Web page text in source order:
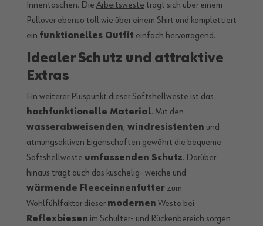
Innentaschen. Die Arbeitsweste trägt sich über einem
Pullover ebenso toll wie über einem Shirt und komplettiert
ein funktionelles Outfit einfach hervorragend.
Idealer Schutz und attraktive
Extras
Ein weiterer Pluspunkt dieser Softshellweste ist das
hochfunktionelle Material. Mit den
wasserabweisenden, windresistenten und
atmungsaktiven Eigenschaften gewährt die bequeme
Softshellweste umfassenden Schutz. Darüber
hinaus trägt auch das kuschelig- weiche und
wärmende Fleeceinnenfutter zum
Wohlfühlfaktor dieser modernen Weste bei.
Reflexbiesen im Schulter- und Rückenbereich sorgen